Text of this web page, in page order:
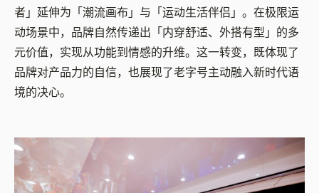
者」延伸为「潮流画布」与「运动生活伴侣」。在极限运
动场景中，品牌自然传递出「内穿舒适、外搭有型」的多
元价值，实现从功能到情感的升维。这一转变，既体现了
品牌对产品力的自信，也展现了老字号主动融入新时代语
境的决心。